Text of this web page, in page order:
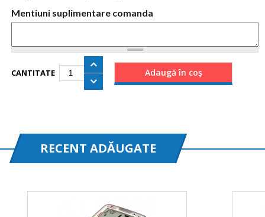
Mentiuni suplimentare comanda
CANTITATE
RECENT ADĂUGATE